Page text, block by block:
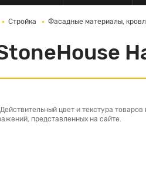
Стройка Фасадные материалы,
цвет и текстура товаров
представленных на сайте.